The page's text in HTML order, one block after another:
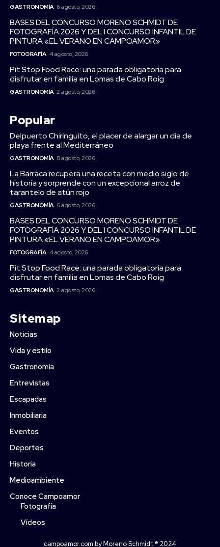
GASTRONOMÍA 6 agosto, 2026
BASES DEL CONCURSO MORENO SCHMIDT DE
FOTOGRAFÍA 2026 Y DEL I CONCURSO INFANTIL DE
PINTURA «EL VERANO EN CAMPOAMOR»
FOTOGRAFÍA 4 agosto, 2026
Pit Stop Food Race: una parada obligatoria para
disfrutar en familia en Lomas de Cabo Roig
GASTRONOMÍA 2 agosto, 2026
Popular
Delpuerto Chiringuito, el placer de alargar un día de
playa frente al Mediterráneo
GASTRONOMÍA 8 agosto, 2026
La Barraca recupera una receta con medio siglo de
historia y sorprende con un excepcional arroz de
tarantelo de atún rojo
GASTRONOMÍA 6 agosto, 2026
BASES DEL CONCURSO MORENO SCHMIDT DE
FOTOGRAFÍA 2026 Y DEL I CONCURSO INFANTIL DE
PINTURA «EL VERANO EN CAMPOAMOR»
FOTOGRAFÍA 4 agosto, 2026
Pit Stop Food Race: una parada obligatoria para
disfrutar en familia en Lomas de Cabo Roig
GASTRONOMÍA 2 agosto, 2026
Sitemap
Noticias
Vida y estilo
Gastronomía
Entrevistas
Escapadas
Inmobiliaria
Eventos
Deportes
Historia
Medioambiente
Conoce Campoamor
Fotografía
Vídeos
campoamor.com by Moreno Schmidt ® 2024